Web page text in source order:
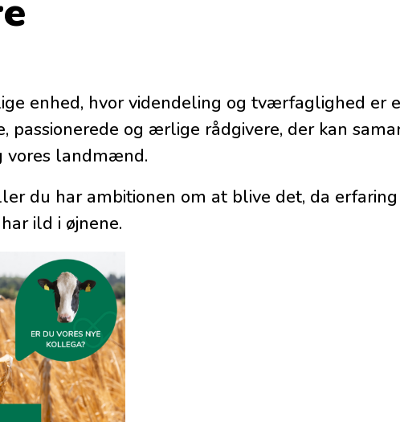
enhed, hvor videndeling og tværfaglighed er
passionerede og ærlige rådgivere, der kan
vores landmænd.
du har ambitionen om at blive det, da
ild i øjnene.